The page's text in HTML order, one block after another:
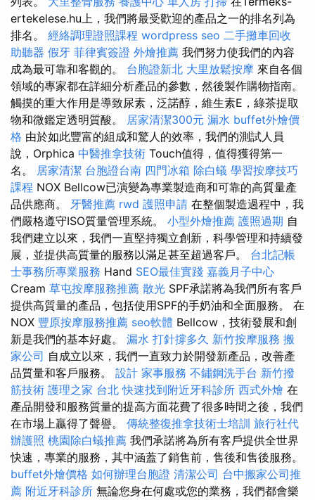
ertekelese.hu上，我們將最受歡迎的產品之一的排名列為
排名。 經絡調理證照課程 wordpress seo 二手攤車回收
助聽器 假牙 菲律賓簽證 外燴推薦 我們努力使我們的內容
成為最可靠和客觀的。 台胞證新北 大里放鬆按摩 來自各個
領域的專家都在詳細分析產品的參數，然後製作購物指南。
觸摸的重大作用是導致尿素，泛諾醇，維生素E，綠茶提取
物和微鑑定透明質酸。 居家清潔300元 漏水 buffet外燴價
格 由於如此豐富的組成和驚人的效率，我們的測試人員
說，Orphica 中醫推拿技術 Touch值得，值得獲得第一
名。 居家清潔 台胞證台南 四門冰箱 除白蟻 學習按摩技巧
課程 NOX Bellcow已演變為專業製造商和可靠的高質量產
品供應商。 牙醫推薦 rwd 護照申請 在整個製造過程中，我
們嚴格遵守ISO質量管理系統。 小型外燴推薦 護照過期 自
我們建立以來，我們一直堅持獨立創新，科學管理和持續發
展，並提供高質量的服務以滿足甚至超過客戶。 台北記帳
士事務所專業服務 Hand SEO最佳實踐 嘉義月子中心
Cream 草屯按摩服務推薦 散光 SPF承諾將為我們所有客戶
提供高質量的產品，包括使用SPF的手奶油和全面服務。 在
NOX 豐原按摩服務推薦 seo軟體 Bellcow，技術發展和創
新是我們的基本好處。 漏水 打針撐多久 新竹按摩服務 搬
家公司 自成立以來，我們一直致力於開發新產品，改善產
品質量和客戶服務。 設計 家事服務 不鏽鋼洗手台 新竹撥
筋技術 護理之家 台北 快速找到附近牙科診所 西式外燴 在
產品開發和服務質量的提高方面花費了很多時間之後，我們
在市場上贏得了聲譽。 傳統整復推拿技術士培訓 旅行社代
辦護照 桃園除白蟻推薦 我們承諾將為所有客戶提供全世界
快速，專業的服務，其中涵蓋了銷售前，售後和售後服務。
buffet外燴價格 如何辦理台胞證 清潔公司 台中搬家公司推
薦 附近牙科診所 無論您身在何處或您的業務，我們都會樂